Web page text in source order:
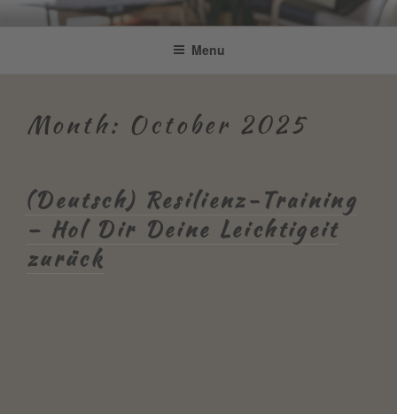
to
Be Connected by Bettina Bonkas
Resilienz | Coaching | Englisch +
Menu
Month: October 2025
(Deutsch) Resilienz-Training
– Hol Dir Deine Leichtigeit
zurück